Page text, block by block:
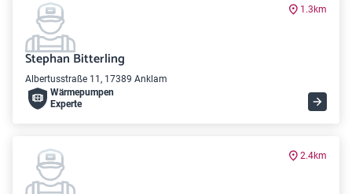
1.3km
Stephan Bitterling
Albertusstraße 11, 17389 Anklam
Wärme­pumpen
Experte
2.4km